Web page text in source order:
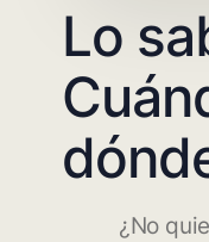
Lo
¿No